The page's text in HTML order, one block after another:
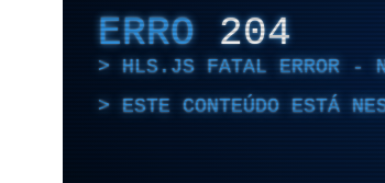
ERRO 204
HLS.JS FATAL ERROR -
ESTE CONTEÚDO ESTÁ